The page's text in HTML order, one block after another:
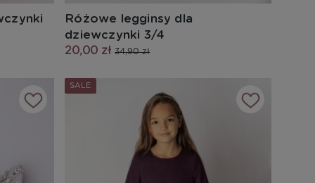
Różowe legginsy dla
dziewczynki 3/4
20,00 zł 34,90 zł
SALE